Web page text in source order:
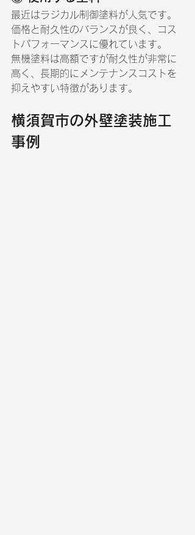
最近はラジカル制御塗料が人気です。
価格と耐久性のバランスが良く、コス
トパフォーマンスに優れています。
無機塗料は高額ですが耐久性が非常に
高く、長期的にメンテナンスコストを
抑えやすい特徴があります。
横須賀市の外壁塗装施工
事例